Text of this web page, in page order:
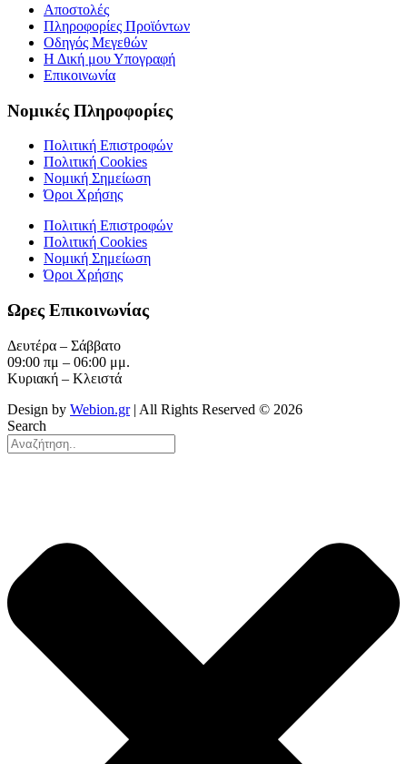
Αποστολές
Πληροφορίες Προϊόντων
Οδηγός Μεγεθών
Η Δική μου Υπογραφή
Επικοινωνία
Νομικές Πληροφορίες
Πολιτική Επιστροφών
Πολιτική Cookies
Νομική Σημείωση
Όροι Χρήσης
Πολιτική Επιστροφών
Πολιτική Cookies
Νομική Σημείωση
Όροι Χρήσης
Ωρες Επικοινωνίας
Δευτέρα – Σάββατο
09:00 πμ – 06:00 μμ.
Κυριακή – Κλειστά
Design by Webion.gr| All Rights Reserved © 2026
Search